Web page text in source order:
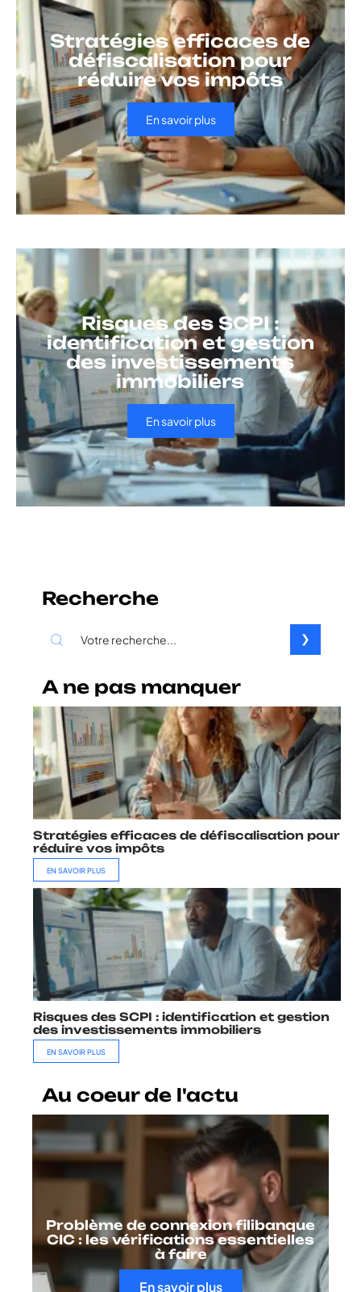
Stratégies efficaces de
défiscalisation pour
réduire vos impôts
En savoir plus
Risques des SCPI :
identification et gestion
des investissements
immobiliers
En savoir plus
Recherche
A ne pas manquer
Stratégies efficaces de défiscalisation pour
réduire vos impôts
EN SAVOIR PLUS
Risques des SCPI : identification et gestion
des investissements immobiliers
EN SAVOIR PLUS
Au coeur de l'actu
Problème de connexion filibanque
CIC : les vérifications essentielles
à faire
En savoir plus